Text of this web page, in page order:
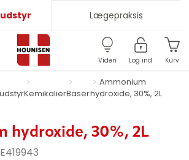
Lægepraksis
Viden Log ind Kurv
KemikalierBaser
Ammonium
hydroxide, 30%, 2L
hydroxide, 30%, 2L